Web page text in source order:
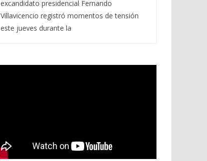
excandidato presidencial Fernando
Villavicencio registró momentos de tensión
este jueves durante la